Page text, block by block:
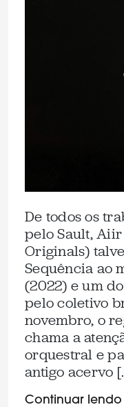
De todos os
pelo Sault,
Originals)
Sequência ao
(2022) e um
pelo coletivo
novembro, o
chama a
orquestral e
antigo acervo
Continuar lendo